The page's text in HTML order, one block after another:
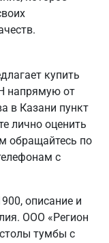
купить
напрямую от
в Казани пункт
лично оценить
обращайтесь по
с
описание и
ООО «Регион
тумбы с